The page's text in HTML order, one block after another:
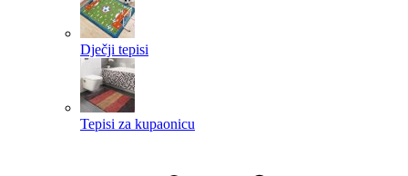
Dječji tepisi
Tepisi za kupaonicu